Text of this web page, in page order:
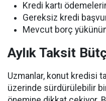
Kredi kartı
Gereksiz kredi
Mevcut borç
Aylık Taksit
Uzmanlar, konut kredisi
üzerinde sürdürülebilir